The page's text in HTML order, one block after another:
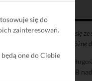
się do
zainteresowań.
one do Ciebie
A i B komunikuje się ze
wykorzystując 2 różne
te same
A jest odbiornikiem a B